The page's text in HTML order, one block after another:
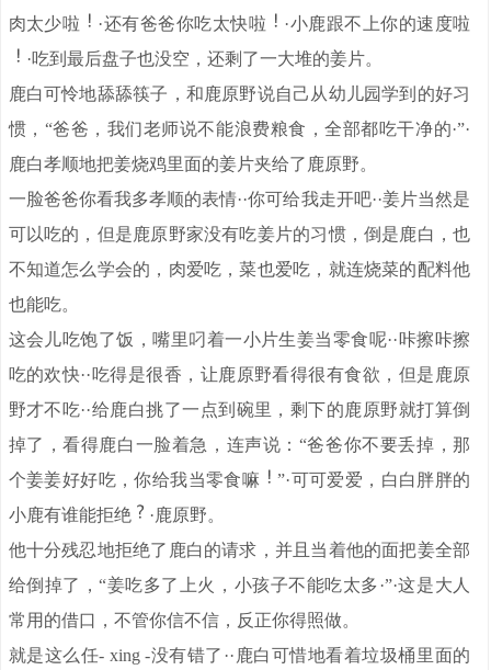
肉太少啦
·还有爸爸你吃太快啦
·小鹿跟不上你的速度啦
·吃到最后盘子也没空，还剩了一大堆的姜片。
鹿白可怜地舔舔筷子，和鹿原野说自己从幼儿园学到的好习
惯，“爸爸，我们老师说不能浪费粮食，全部都吃干净的·”·
鹿白孝顺地把姜烧鸡里面的姜片夹给了鹿原野。
一脸爸爸你看我多孝顺的表情··你可给我走开吧··姜片当然是
可以吃的，但是鹿原野家没有吃姜片的习惯，倒是鹿白，也
不知道怎么学会的，肉爱吃，菜也爱吃，就连烧菜的配料他
也能吃。
这会儿吃饱了饭，嘴里叼着一小片生姜当零食呢··咔擦咔擦
吃的欢快··吃得是很香，让鹿原野看得很有食欲，但是鹿原
野才不吃··给鹿白挑了一点到碗里，剩下的鹿原野就打算倒
掉了，看得鹿白一脸着急，连声说：“爸爸你不要丢掉，那
个姜姜好好吃，你给我当零食嘛
”·可可爱爱，白白胖胖的
小鹿有谁能拒绝
·鹿原野。
他十分残忍地拒绝了鹿白的请求，并且当着他的面把姜全部
给倒掉了，“姜吃多了上火，小孩子不能吃太多·”·这是大人
常用的借口，不管你信不信，反正你得照做。
就是这么任- xing -没有错了··鹿白可惜地看着垃圾桶里面的